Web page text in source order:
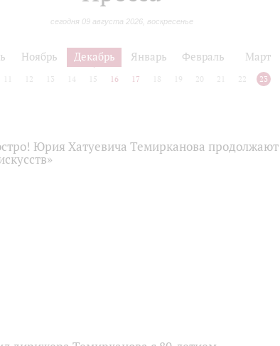
сегодня 09 августа 2026, воскресенье
Ноябрь Декабрь Январь Февраль Март
12 13 14 15 16 17 18 19 20 21 22 23
Юрия Хатуевича Темирканова продолжают